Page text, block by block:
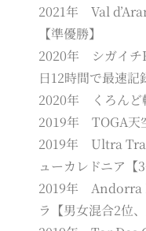
2021年 Val
【準優勝】
2020年 シガイチ
日12時間で最速記
2020年 くろんど
2019年 TOGA天
2019年 Ultra
ューカレドニア【3
2019年 Andorra
ラ【男女混合2位、